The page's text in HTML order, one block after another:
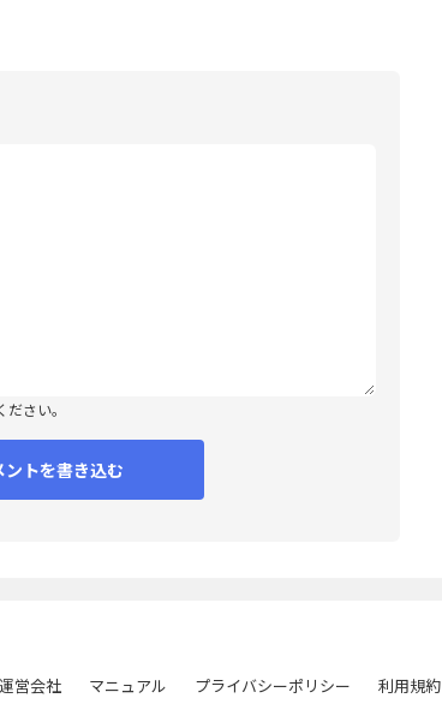
さい。
運営会社 マニュアル プライバシーポリシー 利用規約